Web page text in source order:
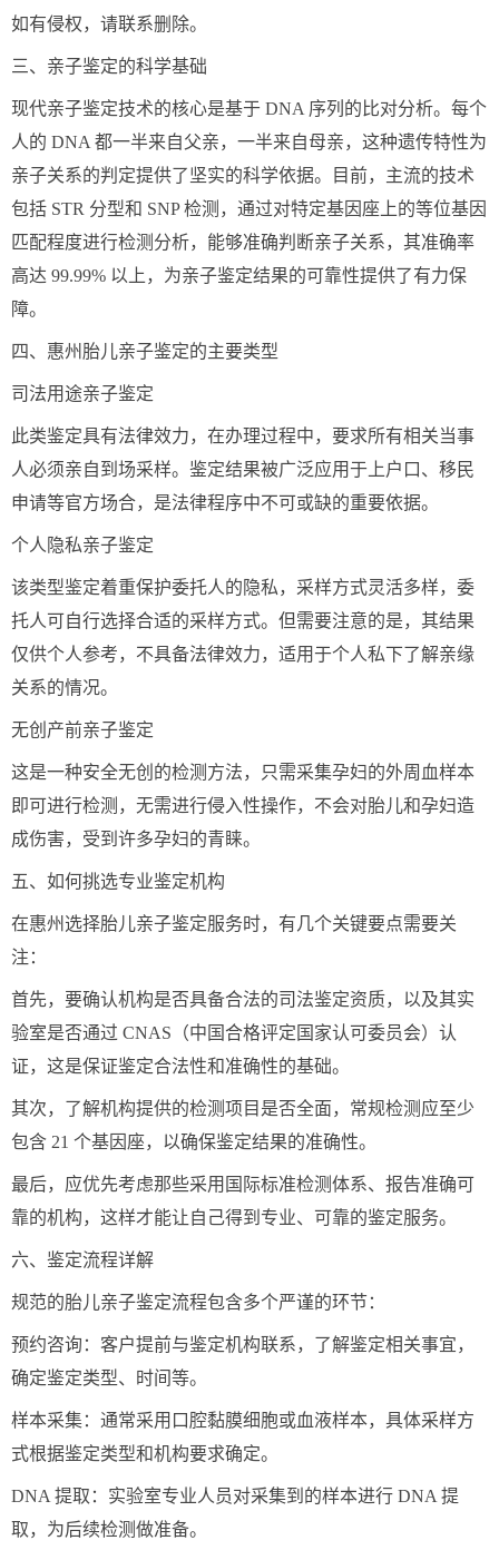
如有侵权，请联系删除。
三、亲子鉴定的科学基础
现代亲子鉴定技术的核心是基于 DNA 序列的比对分析。每个
人的 DNA 都一半来自父亲，一半来自母亲，这种遗传特性为
亲子关系的判定提供了坚实的科学依据。目前，主流的技术
包括 STR 分型和 SNP 检测，通过对特定基因座上的等位基因
匹配程度进行检测分析，能够准确判断亲子关系，其准确率
高达 99.99% 以上，为亲子鉴定结果的可靠性提供了有力保
障。
四、惠州胎儿亲子鉴定的主要类型
司法用途亲子鉴定
此类鉴定具有法律效力，在办理过程中，要求所有相关当事
人必须亲自到场采样。鉴定结果被广泛应用于上户口、移民
申请等官方场合，是法律程序中不可或缺的重要依据。
个人隐私亲子鉴定
该类型鉴定着重保护委托人的隐私，采样方式灵活多样，委
托人可自行选择合适的采样方式。但需要注意的是，其结果
仅供个人参考，不具备法律效力，适用于个人私下了解亲缘
关系的情况。
无创产前亲子鉴定
这是一种安全无创的检测方法，只需采集孕妇的外周血样本
即可进行检测，无需进行侵入性操作，不会对胎儿和孕妇造
成伤害，受到许多孕妇的青睐。
五、如何挑选专业鉴定机构
在惠州选择胎儿亲子鉴定服务时，有几个关键要点需要关
注：
首先，要确认机构是否具备合法的司法鉴定资质，以及其实
验室是否通过 CNAS（中国合格评定国家认可委员会）认
证，这是保证鉴定合法性和准确性的基础。
其次，了解机构提供的检测项目是否全面，常规检测应至少
包含 21 个基因座，以确保鉴定结果的准确性。
最后，应优先考虑那些采用国际标准检测体系、报告准确可
靠的机构，这样才能让自己得到专业、可靠的鉴定服务。
六、鉴定流程详解
规范的胎儿亲子鉴定流程包含多个严谨的环节：
预约咨询：客户提前与鉴定机构联系，了解鉴定相关事宜，
确定鉴定类型、时间等。
样本采集：通常采用口腔黏膜细胞或血液样本，具体采样方
式根据鉴定类型和机构要求确定。
DNA 提取：实验室专业人员对采集到的样本进行 DNA 提
取，为后续检测做准备。